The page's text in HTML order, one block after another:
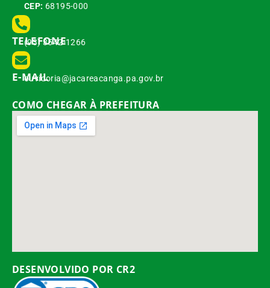
CEP: 68195-000
TELEFONE
(93) 3542-1266
E-MAIL
ouvidoria@jacareacanga.pa.gov.br
COMO CHEGAR À PREFEITURA
DESENVOLVIDO POR CR2